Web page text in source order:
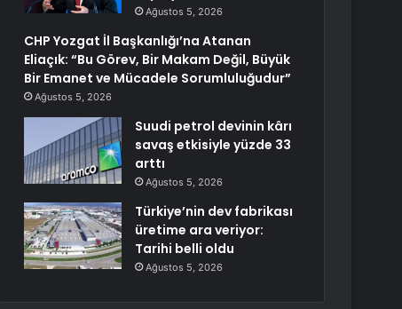
Ağustos 5, 2026
CHP Yozgat İl Başkanlığı’na Atanan
Eliaçık: “Bu Görev, Bir Makam Değil, Büyük
Bir Emanet ve Mücadele Sorumluluğudur”
Ağustos 5, 2026
Suudi petrol devinin kârı
savaş etkisiyle yüzde 33
arttı
Ağustos 5, 2026
Türkiye’nin dev fabrikası
üretime ara veriyor:
Tarihi belli oldu
Ağustos 5, 2026